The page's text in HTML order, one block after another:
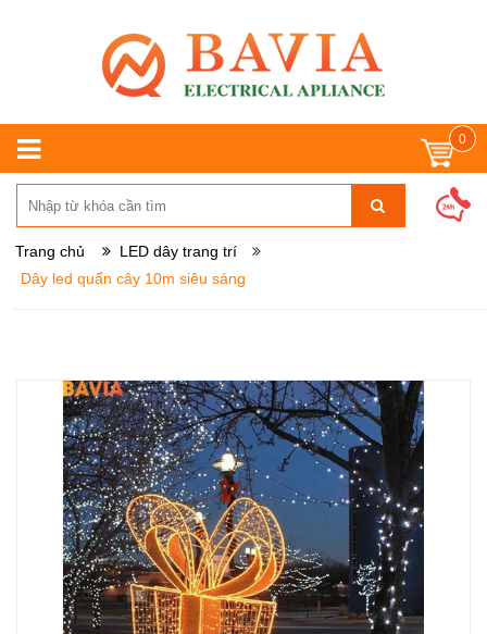
0
Trang chủ
LED dây trang trí
Dây led quấn cây 10m siêu sáng